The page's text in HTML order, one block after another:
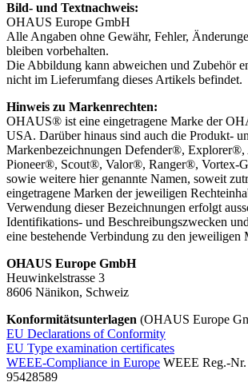
Bild- und Textnachweis:
OHAUS Europe GmbH
Alle Angaben ohne Gewähr, Fehler,
bleiben vorbehalten.
Die Abbildung kann abweichen und Zubehör
nicht im Lieferumfang dieses Artikels befindet.
Hinweis zu Markenrechten:
OHAUS® ist eine eingetragene Marke der
USA. Darüber hinaus sind auch die Produkt-
Markenbezeichnungen Defender®,
Pioneer®, Scout®, Valor®, Ranger®, Vortex-
sowie weitere hier genannte Namen, soweit
eingetragene Marken der jeweiligen
Verwendung dieser Bezeichnungen erfolgt
Identifikations- und Beschreibungszwecken
eine bestehende Verbindung zu den jeweiligen
OHAUS Europe GmbH
Heuwinkelstrasse 3
8606 Nänikon, Schweiz
Konformitätsunterlagen (OHAUS Europe
EU Declarations of Conformity
EU Type examination certificates
WEEE-Compliance in Europe WEEE Reg.-
95428589